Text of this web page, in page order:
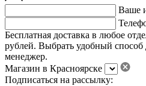
Ваше
Бесплатная доставка в любое
рублей. Выбрать удобный
менеджер.
Магазин в Красноярске
Подписаться на рассылку: